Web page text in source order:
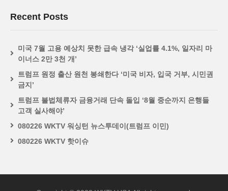
Recent Posts
미국 7월 고용 예상치 못한 급속 냉각 ‘실업률 4.1%, 일자리 마
이너스 2만 3천 개’
트럼프 원정 출산 원천 봉쇄한다 ‘미국 비자, 입국 거부, 시민권
금지’
트럼프 불법체류자 금융거래 단속 돌입 ‘8월 중순까지 은행들
고객 실사해야’
080226 WKTV 워싱턴 뉴스투데이(트럼프 이민)
080226 WKTV 핫이슈